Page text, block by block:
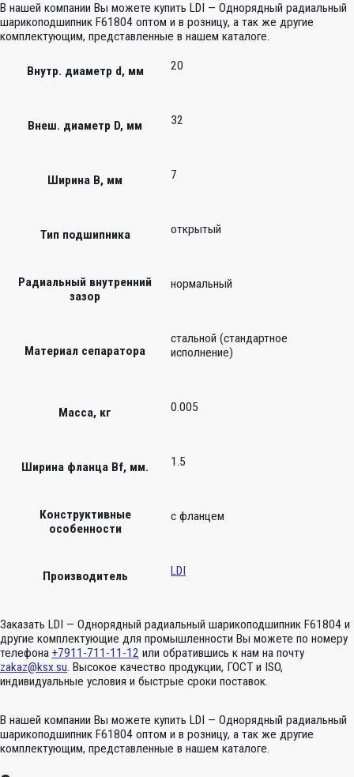
В нашей компании Вы можете купить LDI — Однорядный радиальный
шарикоподшипник F61804 оптом и в розницу, а так же другие
комплектующим, представленные в нашем каталоге.
Внутр. диаметр d, мм 20
Внеш. диаметр D, мм 32
Ширина B, мм 7
Тип подшипника открытый
Радиальный внутренний
зазор
нормальный
Материал сепаратора
стальной (стандартное
исполнение)
Масса, кг 0.005
Ширина фланца Bf, мм. 1.5
Конструктивные
особенности
с фланцем
Производитель LDI
Заказать LDI — Однорядный радиальный шарикоподшипник F61804 и
другие комплектующие для промышленности Вы можете по номеру
телефона +7911-711-11-12 или обратившись к нам на почту
zakaz@ksx.su. Высокое качество продукции, ГОСТ и ISO,
индивидуальные условия и быстрые сроки поставок.
В нашей компании Вы можете купить LDI — Однорядный радиальный
шарикоподшипник F61804 оптом и в розницу, а так же другие
комплектующим, представленные в нашем каталоге.